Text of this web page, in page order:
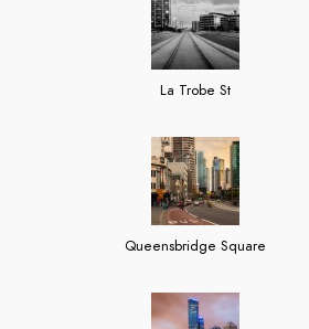
La Trobe St
Queensbridge Square